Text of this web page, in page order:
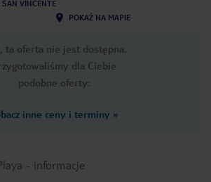
SAN VINCENTE
POKAŻ NA MAPIE
ta oferta nie jest dostępna.
dla Ciebie
podobne oferty:
inne ceny i terminy »
- informacje